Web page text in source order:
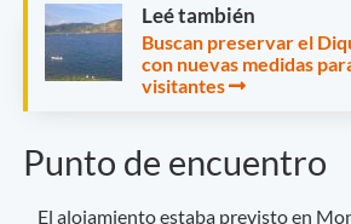
Leé también
Buscan preservar el
con nuevas medidas
visitantes
Punto de encuentro
El alojamiento estaba previsto en